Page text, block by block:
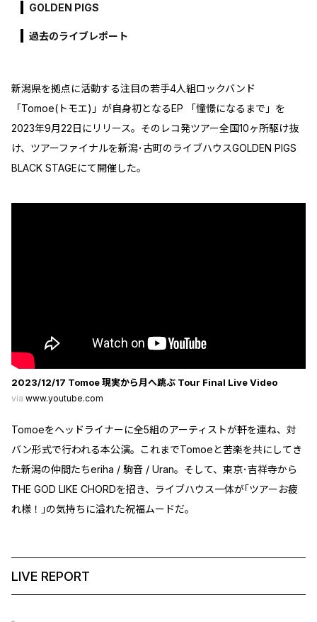
GOLDEN PIGS
過去のライブレポート
新潟県を拠点に活動する注目の若手4人組ロックバンド
「Tomoe(トモエ)」が自身初となるEP 「憧憬になるまで」を
2023年9月22日にリリース。そのレコ発ツアー全国10ヶ所駆け抜
け、ツアーファイナルを新潟･古町のライブハウスGOLDEN PIGS
BLACK STAGEにて開催した。
2023/12/17 Tomoe 現実から月へ跳ぶ Tour Final Live Video
via www.youtube.com
Tomoeをヘッドライナーに全5組のアーティストが軒を連ね、対
バン形式で行われる本公演。これまでTomoeと苦楽を共にしてき
た新潟の仲間たちeriha / 駒音 / Uran。そして、東京･吉祥寺から
THE GOD LIKE CHORDを招き、ライブハウス一体が｢ツアーお疲
れ様！｣の気持ちに溢れた祝福ムードだ。
LIVE REPORT